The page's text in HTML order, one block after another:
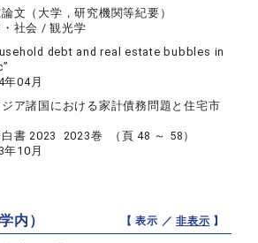
文（大学，研究機関等紀要）
・社会 / 観光学
debt and real estate bubbles in
年04月
ジア諸国における家計債務問題と住宅市
書 2023 2023巻 （頁 48 ～ 58）
年10月
内） 【 表示 ／非表示 】